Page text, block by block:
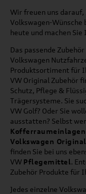
Wir freuen uns
Volkswagen-Wünsche
heute und machen
Das passende
Volkswagen
Produktsortiment für
VW Original Zubehör
Schutz, Pflege &
Trägersysteme. Sie
VW Golf? Oder Sie
ausstatten? Selbst
Kofferraumeinlagen
Volkswagen
finden Sie bei uns
VW Pflegemittel.
Zubehör Produkte für
Jedes einzelne